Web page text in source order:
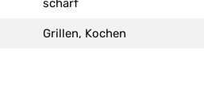
scharf
Grillen, Kochen